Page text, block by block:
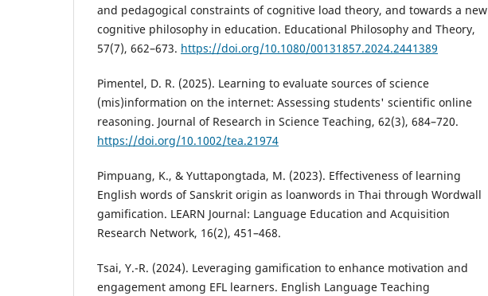
and pedagogical constraints of cognitive load theory, and towards a new
cognitive philosophy in education. Educational Philosophy and Theory,
57(7), 662–673. https://doi.org/10.1080/00131857.2024.2441389
Pimentel, D. R. (2025). Learning to evaluate sources of science
(mis)information on the internet: Assessing students' scientific online
reasoning. Journal of Research in Science Teaching, 62(3), 684–720.
https://doi.org/10.1002/tea.21974
Pimpuang, K., & Yuttapongtada, M. (2023). Effectiveness of learning
English words of Sanskrit origin as loanwords in Thai through Wordwall
gamification. LEARN Journal: Language Education and Acquisition
Research Network, 16(2), 451–468.
Tsai, Y.-R. (2024). Leveraging gamification to enhance motivation and
engagement among EFL learners. English Language Teaching